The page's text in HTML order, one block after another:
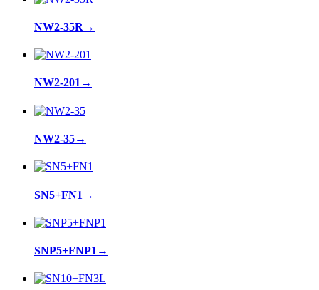
NW2-35R →
NW2-201→
NW2-35→
SN5+FN1 →
SNP5+FNP1 →